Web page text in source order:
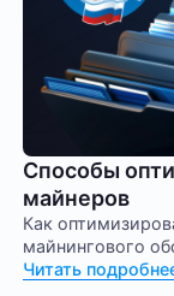
Способы
майнеров
Как
майнингового
расходов на
Читать